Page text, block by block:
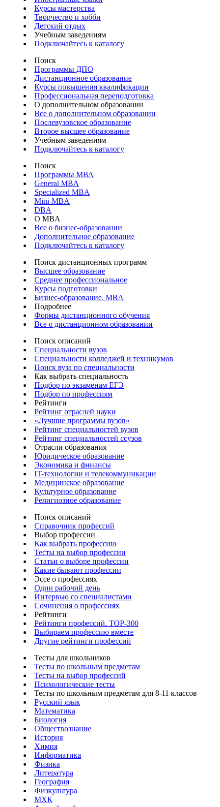
Курсы мастерства
Творчество и хобби
Детский отдых
Учебным заведениям
Подключайтесь к каталогу
Поиск
Программы ДПО
Дистанционное образование
Курсы повышения квалификации
Профессиональная переподготовка
О дополнительном образовании
Все о дополнительном образовании
Послевузовское образование
Второе высшее образование
Учебным заведениям
Подключайтесь к каталогу
Поиск
Программы МВА
General MBA
Specialized MBA
Mini-MBA
DBA
О MBA
Все о бизнес-образовании
Дополнительное образование
Подключайтесь к каталогу
Поиск дистанционных программ
Высшее образование
Среднее профессиональное
Курсы подготовки
Бизнес-образование. MBA
Подробнее
Формы дистанционного обучения
Все о дистанционном образовании
Поиск описаний
Специальности вузов
Специальности колледжей и техникумов
Поиск вуза по специальности
Как выбрать специальность
Подбор по экзаменам ЕГЭ
Подбор по профессиям
Рейтинги
Рейтинг отраслей науки
«Лучшие программы вузов»
Рейтинг специальностей вузов
Рейтинг специальностей ссузов
Отрасли образования
Юридическое образование
Экономика и финансы
IT-технологии и телекоммуникации
Медицинское образование
Культурное образование
Религиозное образование
Поиск описаний
Справочник профессий
Выбор профессии
Как выбрать профессию
Тесты на выбор профессии
Статьи о выборе профессии
Какие бывают профессии
Эссе о профессиях
Один рабочий день
Интервью со специалистами
Сочинения о профессиях
Рейтинги
Рейтинги профессий. TOP-300
Выбираем профессию вместе
Другие рейтинги профессий
Тесты для школьников
Тесты по школьным предметам
Тесты на выбор профессий
Психологические тесты
Тесты по школьным предметам для 8-11 классов
Русский язык
Математика
Биология
Обществознание
История
Химия
Информатика
Физика
Литература
География
Физкультура
МХК